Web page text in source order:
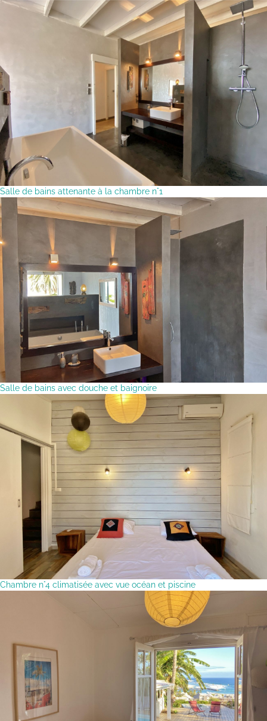
Salle de bains attenante à la chambre n°1
Salle de bains avec douche et baignoire
Chambre n°4 climatisée avec vue océan et piscine